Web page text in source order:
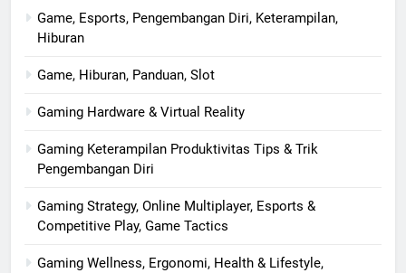
Game, Esports, Pengembangan Diri, Keterampilan,
Hiburan
Game, Hiburan, Panduan, Slot
Gaming Hardware & Virtual Reality
Gaming Keterampilan Produktivitas Tips & Trik
Pengembangan Diri
Gaming Strategy, Online Multiplayer, Esports &
Competitive Play, Game Tactics
Gaming Wellness, Ergonomi, Health & Lifestyle,